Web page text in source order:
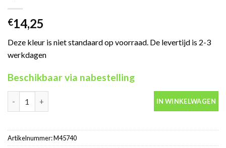
€14,25
Deze kleur is niet standaard op voorraad. De levertijd is 2-3
werkdagen
Beschikbaar via nabestelling
Motip Kompakt 45740 wit autolak in spuitbus 400ml aantal
IN WINKELWAGEN
Artikelnummer:M45740